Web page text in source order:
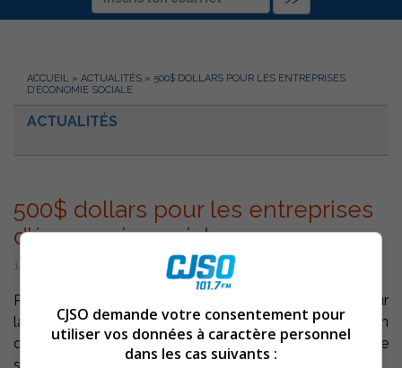
ACCUEIL » ACTUALITÉS » 500$ DOLLARS POUR LES ENTREPRISES
D’ÉCONOMIE SOCIALE
ACTUALITÉS
500$ dollars pour les entreprises
d’économie sociale
16 février 2004 | Par Équipe CJSO
Rive-Nord – Le CLD D’Autray dégage des sommes pour
la mise en place d’une politique de soutien à la formation
dans le cadre de « La mesure de soutien à l’économie
CJSO demande votre consentement pour
utiliser vos données à caractère personnel
dans les cas suivants :